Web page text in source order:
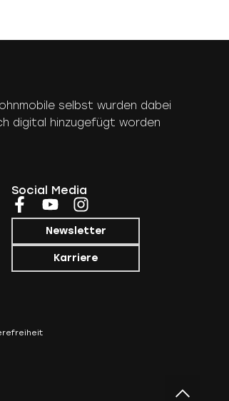
selbst wurden dabei
digital hinzugefügt worden
Social Media
Newsletter
Karriere